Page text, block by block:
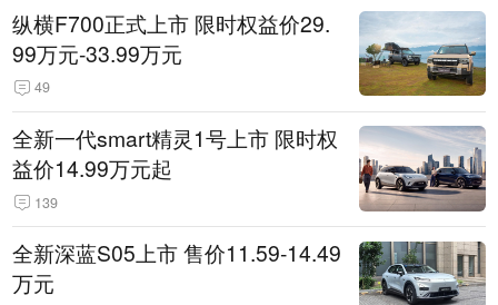
纵横F700正式上市 限时权益价29.
99万元-33.99万元
49
全新一代smart精灵1号上市 限时权
益价14.99万元起
139
全新深蓝S05上市 售价11.59-14.49
万元